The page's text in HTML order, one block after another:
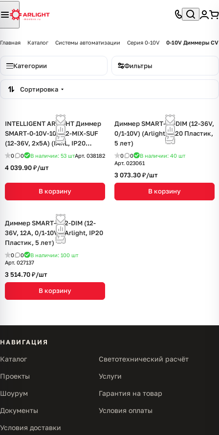
Главная Каталог Системы автоматизации Серия 0-10V 0-10V Диммеры
Категории Фильтры
Сортировка
INTELLIGENT ARLIGHT Диммер
SMART-0-10V-102-72-MIX-SUF
(12-36V, 2x5A) (IARL, IP20
Пластик, 5 лет)
0 0 В наличии: 53 штАрт. 038182
4 039.90 ₽/шт
В корзину
Диммер SMART-D1-DIM (12-36V,
0/1-10V) (Arlight, IP20 Пластик,
5 лет)
0 0 В наличии: 40 шт
Арт. 023061
3 073.30 ₽/шт
В корзину
Диммер SMART-D32-DIM (12-
36V, 12A, 0/1-10V) (Arlight, IP20
Пластик, 5 лет)
0 0 В наличии: 100 шт
Арт. 027137
3 514.70 ₽/шт
В корзину
НАВИГАЦИЯ
Каталог Светотехнический расчёт
Проекты Услуги
Шоурум Гарантия на товар
Документы Условия оплаты
Условия доставки